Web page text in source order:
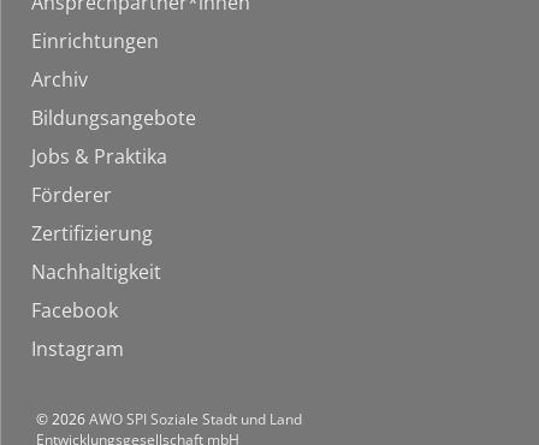
Einrichtungen
Archiv
Bildungsangebote
Jobs & Praktika
Förderer
Zertifizierung
Nachhaltigkeit
Facebook
Instagram
© 2026AWO SPI Soziale Stadt und Land
Entwicklungsgesellschaft mbH